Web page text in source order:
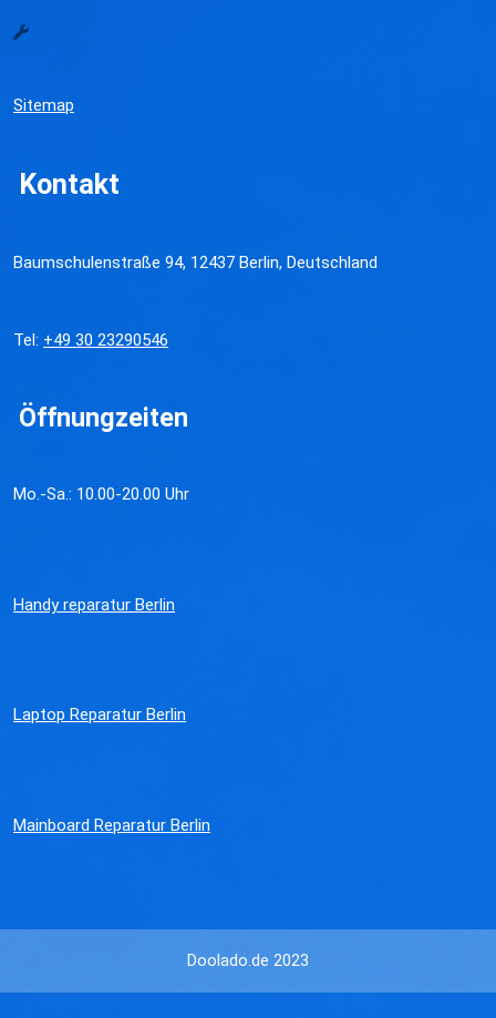
Sitemap
Kontakt
Baumschulenstraße 94, 12437 Berlin, Deutschland
Tel: +49 30 23290546
Öffnungzeiten
Mo.-Sa.: 10.00-20.00 Uhr
Handy reparatur Berlin
Laptop Reparatur Berlin
Mainboard Reparatur Berlin
Doolado.de 2023